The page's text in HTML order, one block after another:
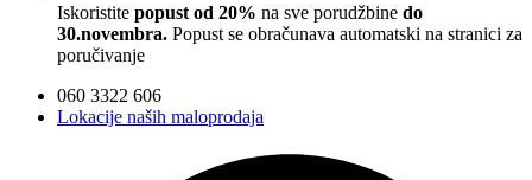
Iskoristite popust od 20% na sve porudžbine do
30.novembra. Popust se obračunava automatski na stranici za
poručivanje
060 3322 606
Lokacije naših maloprodaja